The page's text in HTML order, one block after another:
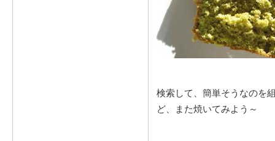
検索して、簡単そうなのを
ど、また焼いてみよう～